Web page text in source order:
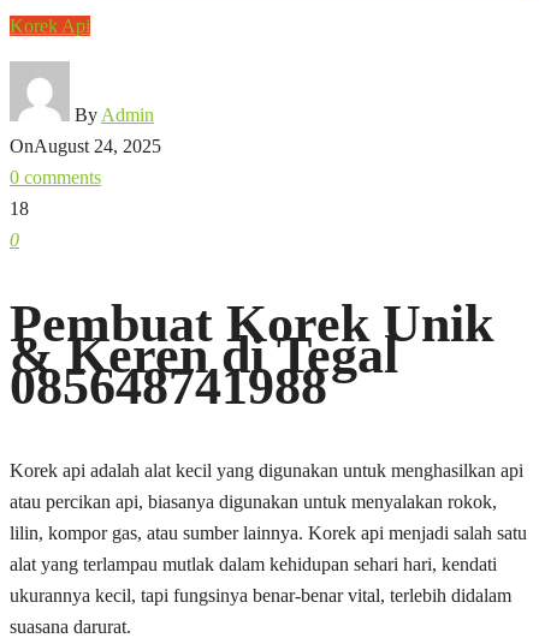
Korek Api
By Admin
OnAugust 24, 2025
0 comments
18
0
Pembuat Korek Unik
& Keren di Tegal
085648741988
Korek api adalah alat kecil yang digunakan untuk menghasilkan api
atau percikan api, biasanya digunakan untuk menyalakan rokok,
lilin, kompor gas, atau sumber lainnya. Korek api menjadi salah satu
alat yang terlampau mutlak dalam kehidupan sehari hari, kendati
ukurannya kecil, tapi fungsinya benar-benar vital, terlebih didalam
suasana darurat.